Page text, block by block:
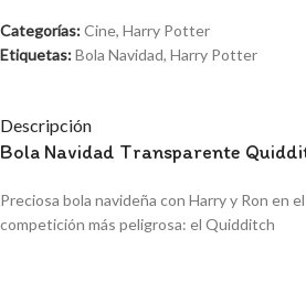
Categorías:Cine, Harry Potter
Etiquetas:Bola Navidad, Harry Potter
Descripción
Bola Navidad Transparente
Preciosa bola navideña con Harry y Ron en
competición más peligrosa: el Quidditch